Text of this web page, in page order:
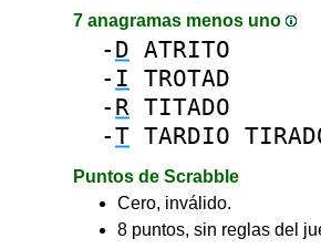
7 anagramas menos uno
- D ATRITO
- I TROTAD
- R TITADO
-T TARDIO
Puntos de Scrabble
Cero, inválido.
8 puntos, sin reglas del